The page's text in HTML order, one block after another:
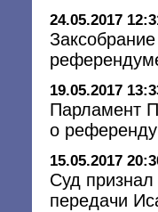
24.05.2017
19.05.2017
Парламент
о
15.05.2017
Суд
передачи